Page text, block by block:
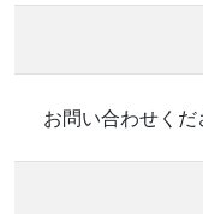
お問い合わせくだ